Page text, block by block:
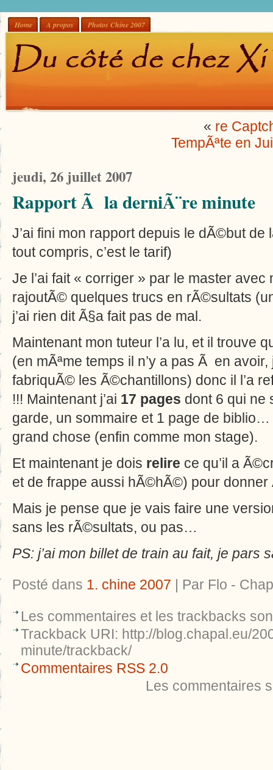
Home A propos Photos Chine 2007
« re
TempÃªte en
jeudi, 26 juillet 2007
Rapport Ã la derniÃ¨re minute
J’ai fini mon rapport depuis le dÃ©but
tout compris, c’est le tarif)
Je l’ai fait « corriger » par le master avec
rajoutÃ© quelques trucs en rÃ©sultats
j’ai rien dit Ã§a fait pas de mal.
Maintenant mon tuteur l’a lu, et il trouve
(en mÃªme temps il n’y a pas Ã en avoir,
fabriquÃ© les Ã©chantillons) donc il l’a
!!! Maintenant j’ai 17 pages dont 6 qui ne
garde, un sommaire et 1 page de
grand chose (enfin comme mon stage).
Et maintenant je dois relire ce qu’il a
et de frappe aussi hÃ©hÃ©) pour
Mais je pense que je vais faire une
sans les rÃ©sultats, ou pas…
PS: j’ai mon billet de train au fait, je pars
Posté dans 1. chine 2007 | Par Flo -
Les commentaires et les trackbacks
Trackback URI: http://blog.chapal.eu/
minute/trackback/
Commentaires RSS 2.0
Les commentaires